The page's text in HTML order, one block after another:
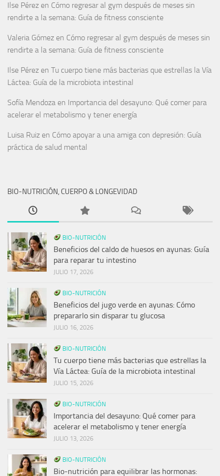
Ilse Pérez en Cómo regresar al gym después de meses sin
rendirte a la semana: Guía de fitness consciente
Valeria Gómez en Cómo regresar al gym después de meses sin
rendirte a la semana: Guía de fitness consciente
Ilse Pérez en Tu cuerpo tiene más bacterias que estrellas la Vía
Láctea: Guía de la microbiota intestinal
Sofía Mendoza en Importancia del desayuno: Qué comer para
acelerar el metabolismo y tener energía
Luisa Ruiz en Cómo apoyar a una amiga con depresión: Guía
práctica de salud mental
BIO-NUTRICIÓN, CUERPO & LONGEVIDAD
BIO-NUTRICIÓN
Beneficios del caldo de huesos en ayunas: Guía
para reparar tu intestino
JULIO 17, 2026
BIO-NUTRICIÓN
Beneficios del jugo verde en ayunas: Cómo
prepararlo sin disparar tu glucosa
JULIO 16, 2026
BIO-NUTRICIÓN
Tu cuerpo tiene más bacterias que estrellas la
Vía Láctea: Guía de la microbiota intestinal
JULIO 15, 2026
BIO-NUTRICIÓN
Importancia del desayuno: Qué comer para
acelerar el metabolismo y tener energía
JULIO 13, 2026
BIO-NUTRICIÓN
Bio-nutrición para equilibrar las hormonas: